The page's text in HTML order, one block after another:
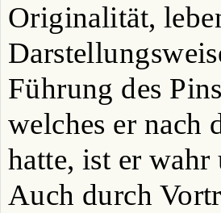
Originalität,
Führung des
welches er nach
hatte, ist er
Auch durch